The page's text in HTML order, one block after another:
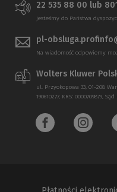
22 535 88 00 lub
Jesteśmy do Państwa
pl-
Na wiadomość odpowiemy
Wolters Kluwer
ul. Przyokopowa 33, 01-208
190610277, KRS: 0000709879,